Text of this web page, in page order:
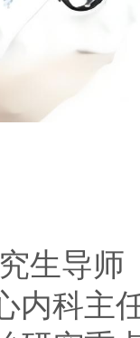
生导师
内科主